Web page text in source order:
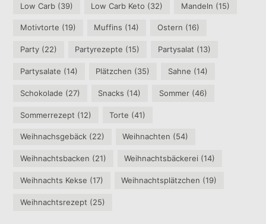
Low Carb (39) Low Carb Keto (32) Mandeln (15)
Motivtorte (19) Muffins (14) Ostern (16)
Party (22) Partyrezepte (15) Partysalat (13)
Partysalate (14) Plätzchen (35) Sahne (14)
Schokolade (27) Snacks (14) Sommer(46)
Sommerrezept (12) Torte (41)
Weihnachsgebäck (22) Weihnachten (54)
Weihnachtsbacken (21) Weihnachtsbäckerei (14)
Weihnachts Kekse (17) Weihnachtsplätzchen (19)
Weihnachtsrezept (25)